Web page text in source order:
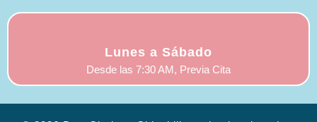
Lunes a Sábado
Desde las 7:30 AM, Previa Cita